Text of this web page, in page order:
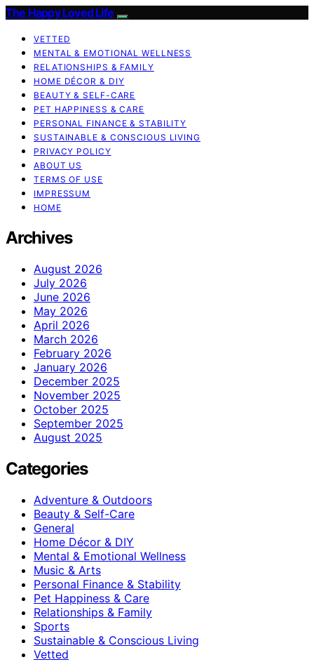
The Happy Loved Life
VETTED
MENTAL & EMOTIONAL WELLNESS
RELATIONSHIPS & FAMILY
HOME DÉCOR & DIY
BEAUTY & SELF-CARE
PET HAPPINESS & CARE
PERSONAL FINANCE & STABILITY
SUSTAINABLE & CONSCIOUS LIVING
PRIVACY POLICY
ABOUT US
TERMS OF USE
IMPRESSUM
HOME
Archives
August 2026
July 2026
June 2026
May 2026
April 2026
March 2026
February 2026
January 2026
December 2025
November 2025
October 2025
September 2025
August 2025
Categories
Adventure & Outdoors
Beauty & Self-Care
General
Home Décor & DIY
Mental & Emotional Wellness
Music & Arts
Personal Finance & Stability
Pet Happiness & Care
Relationships & Family
Sports
Sustainable & Conscious Living
Vetted